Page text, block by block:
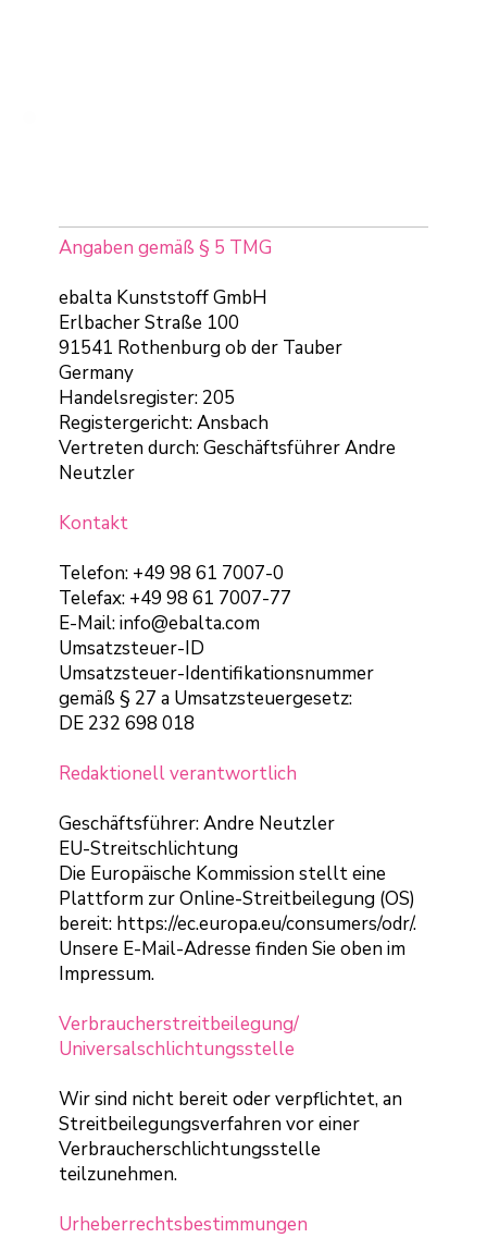
Angaben gemäß § 5 TMG
ebalta Kunststoff GmbH
Erlbacher Straße 100
91541 Rothenburg ob der Tauber
Germany
Handelsregister: 205
Registergericht: Ansbach
Vertreten durch: Geschäftsführer Andre
Neutzler
Kontakt
Telefon: +49 98 61 7007-0
Telefax: +49 98 61 7007-77
E-Mail:info@ebalta.com
Umsatzsteuer-ID
Umsatzsteuer-Identifikationsnummer
gemäß § 27 a Umsatzsteuergesetz:
DE 232 698 018
Redaktionell verantwortlich
Geschäftsführer: Andre Neutzler
EU-Streitschlichtung
Die Europäische Kommission stellt eine
Plattform zur Online-Streitbeilegung (OS)
bereit: https://ec.europa.eu/consumers/odr/.
Unsere E-Mail-Adresse finden Sie oben im
Impressum.
Verbraucher­streit­beilegung/
Universal­schlichtungs­stelle
Wir sind nicht bereit oder verpflichtet, an
Streitbeilegungsverfahren vor einer
Verbraucherschlichtungsstelle
teilzunehmen.
Urheberrechtsbestimmungen